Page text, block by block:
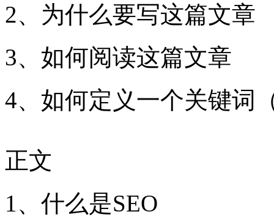
2、为什么要写这篇文章
3、如何阅读这篇文章
4、如何定义一个关键词
正文
1、什么是SEO